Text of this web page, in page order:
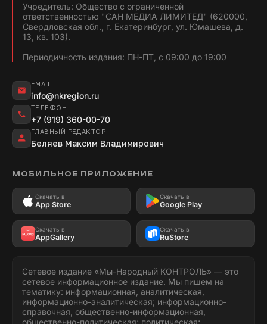
Учредитель: Общество с ограниченной
ответственностью "САН МЕДИА ЛИМИТЕД" (620000,
Свердловская обл., г. Екатеринбург, ул. Юмашева, д.
13, кв. 103).
Периодичность издания: ПН-ПТ, с 09:00 до 19:00
EMAIL
info@nkregion.ru
ТЕЛЕФОН
+7 (919) 360-00-70
ГЛАВНЫЙ РЕДАКТОР
Беляев Максим Владимирович
МОБИЛЬНОЕ ПРИЛОЖЕНИЕ
Скачать в
App Store
Скачать в
Google Play
Скачать в
AppGallery
Скачать в
RuStore
Сетевое издание «Мы-Народный КОНТРОЛЬ» — это
сетевое информационное издание. Мы пишем на
тематику: информационная, аналитическая,
информационно-аналитическая; информационно-
справочная, общественно-информационная,
общественно-политическая; политическая;